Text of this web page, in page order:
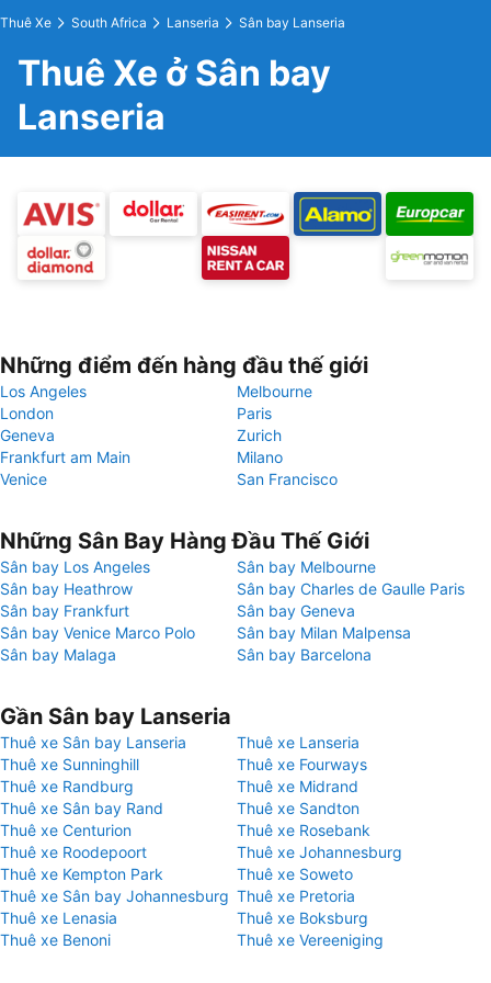
Thuê Xe South Africa Lanseria Sân bay Lanseria
Thuê Xe ở Sân bay
Lanseria
Những điểm đến hàng đầu thế giới
Los Angeles
Melbourne
London
Paris
Geneva
Zurich
Frankfurt am Main
Milano
Venice
San Francisco
Những Sân Bay Hàng Đầu Thế Giới
Sân bay Los Angeles
Sân bay Melbourne
Sân bay Heathrow
Sân bay Charles de Gaulle Paris
Sân bay Frankfurt
Sân bay Geneva
Sân bay Venice Marco Polo
Sân bay Milan Malpensa
Sân bay Malaga
Sân bay Barcelona
Gần Sân bay Lanseria
Thuê xe Sân bay Lanseria
Thuê xe Lanseria
Thuê xe Sunninghill
Thuê xe Fourways
Thuê xe Randburg
Thuê xe Midrand
Thuê xe Sân bay Rand
Thuê xe Sandton
Thuê xe Centurion
Thuê xe Rosebank
Thuê xe Roodepoort
Thuê xe Johannesburg
Thuê xe Kempton Park
Thuê xe Soweto
Thuê xe Sân bay Johannesburg Thuê xe Pretoria
Thuê xe Lenasia
Thuê xe Boksburg
Thuê xe Benoni
Thuê xe Vereeniging